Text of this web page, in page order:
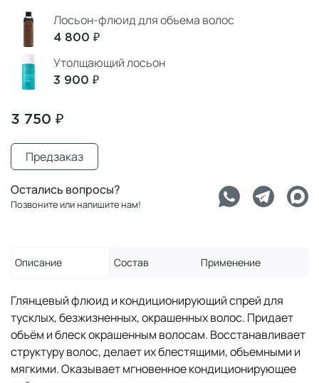
Лосьон-флюид для объема волос
4 800 ₽
Утолщающий лосьон
3 900 ₽
3 750 ₽
Предзаказ
Остались вопросы?
Позвоните или напишите нам!
Описание Состав Применение
Глянцевый флюид и кондиционирующий спрей для
тусклых, безжизненных, окрашенных волос. Придает
объём и блеск окрашенным волосам. Восстанавливает
структуру волос, делает их блестящими, объемными и
мягкими. Оказывает мгновенное кондиционирующее